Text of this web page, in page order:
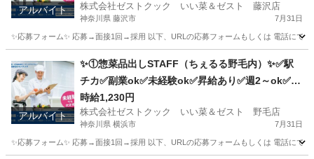
アルバイト 株式会社ゼストクック いい菜＆ゼスト 藤沢店
神奈川県 藤沢市 7月31日
✨応募フォーム✨ 応募→面接1回→採用 以下、URLの応募フォームもしくは 電話にて
キッチン
アルバイト
✨①惣菜品出しSTAFF（ちぇるる野毛内）✨✅駅
チカ✅副業ok✅未経験ok✅昇給あり✅週2～ok✅扶
養内ok
時給1,230円
株式会社ゼストクック いい菜＆ゼスト 野毛店
神奈川県 横浜市 7月31日
✨応募フォーム✨ 応募→面接1回→採用 以下、URLの応募フォームもしくは 電話にて